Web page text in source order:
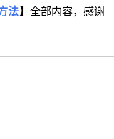
法】全部内容，感谢